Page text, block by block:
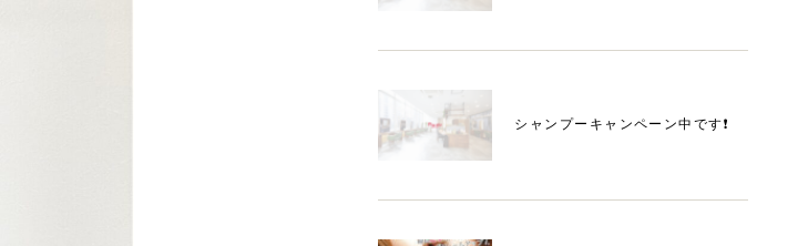
シャンプーキャンペーン中です❗️